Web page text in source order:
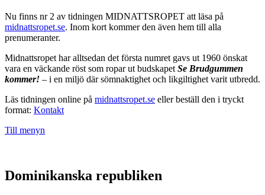
Nu finns nr 2 av tidningen MIDNATTSROPET att läsa på
midnattsropet.se. Inom kort kommer den även hem till alla
prenumeranter.
Midnattsropet har alltsedan det första numret gavs ut 1960 önskat
vara en väckande röst som ropar ut budskapet Se Brudgummen
kommer! – i en miljö där sömnaktighet och likgiltighet varit utbredd.
Läs tidningen online på midnattsropet.se eller beställ den i tryckt
format: Kontakt
Till menyn
Dominikanska republiken